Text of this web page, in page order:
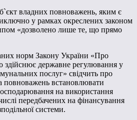
владних повноважень, яким є
у рамках окреслених законом
«дозволено лише те, що прямо
норм Закону України «Про
здійснює державне регулювання у
послуг» свідчить про
повноважень встановлювати
на використання
передбачених на фінансування
системи.